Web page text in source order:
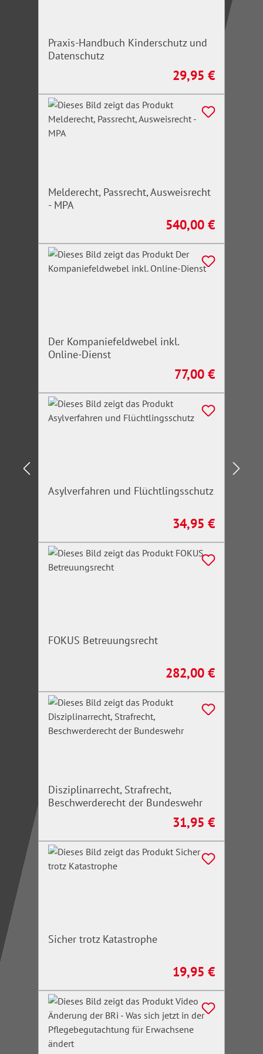
Praxis-Handbuch Kinderschutz und
Datenschutz
Regulärer Preis:
29,95 €
Melderecht, Passrecht, Ausweisrecht
- MPA
Regulärer Preis:
540,00 €
Der Kompaniefeldwebel inkl.
Online-Dienst
Regulärer Preis:
77,00 €
Asylverfahren und Flüchtlingsschutz
Regulärer Preis:
34,95 €
FOKUS Betreuungsrecht
Regulärer Preis:
282,00 €
Disziplinarrecht, Strafrecht,
Beschwerderecht der Bundeswehr
Regulärer Preis:
31,95 €
Sicher trotz Katastrophe
Regulärer Preis:
19,95 €